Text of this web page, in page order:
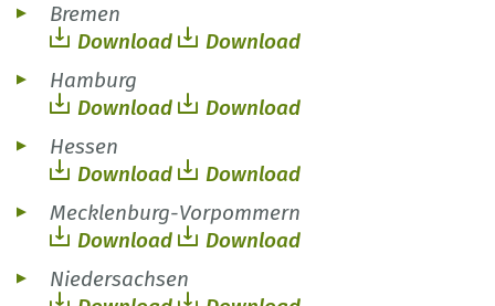
Bremen
Download
Download
Hamburg
Download
Download
Hessen
Download
Download
Mecklenburg-Vorpommern
Download
Download
Niedersachsen